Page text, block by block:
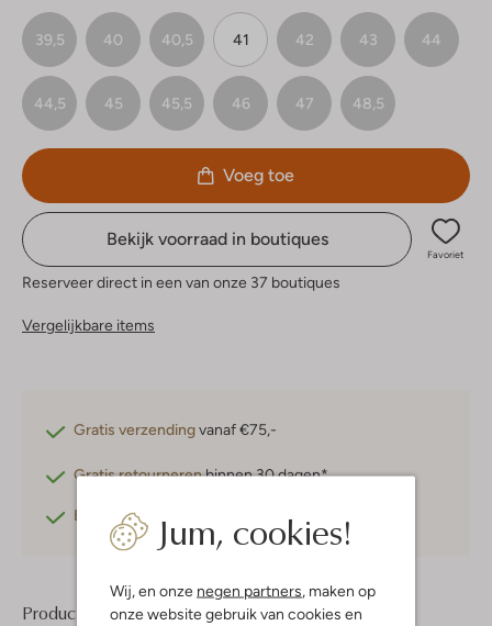
Jum, cookies!
Wij, en onze negen partners, maken op
onze website gebruik van cookies en
39,5 40 40,5 41 42 43 44
44,5 45 45,5 46 47 48,5
Voeg toe
Bekijk voorraad in boutiques
Favoriet
Reserveer direct in een van onze 37 boutiques
Vergelijkbare items
Gratis verzendingvanaf €75,-
Gratis retournerenbinnen 30 dagen*
Betaal achteraf
Product informatie